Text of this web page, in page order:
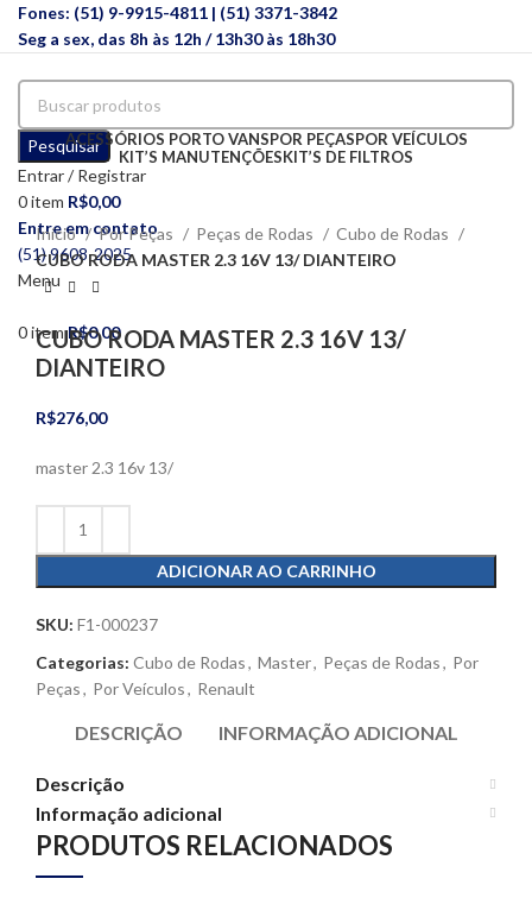
Fones: (51) 9-9915-4811 | (51) 3371-3842
Seg a sex, das 8h às 12h / 13h30 às 18h30
Pesquisar
Entrar / Registrar
0item R$0,00
Entre em contato
(51) 9608-2025
Menu
0item R$0,00
ACESSÓRIOS PORTO VANSPOR PEÇASPOR VEÍCULOS
KIT’S MANUTENÇÕESKIT’S DE FILTROS
Clique para ampliar
Início
Por Peças Peças de Rodas
Cubo de Rodas
CUBO RODA MASTER 2.3 16V 13/ DIANTEIRO
CUBO RODA MASTER 2.3 16V 13/
DIANTEIRO
R$276,00
master 2.3 16v 13/
ADICIONAR AO CARRINHO
SKU: F1-000237
Categorias: Cubo de Rodas, Master, Peças de Rodas, Por
Peças, Por Veículos, Renault
DESCRIÇÃO INFORMAÇÃO ADICIONAL
Descrição
Informação adicional
PRODUTOS RELACIONADOS